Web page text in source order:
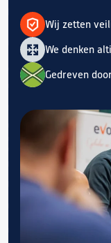
Wij zetten
We denken
Gedreven